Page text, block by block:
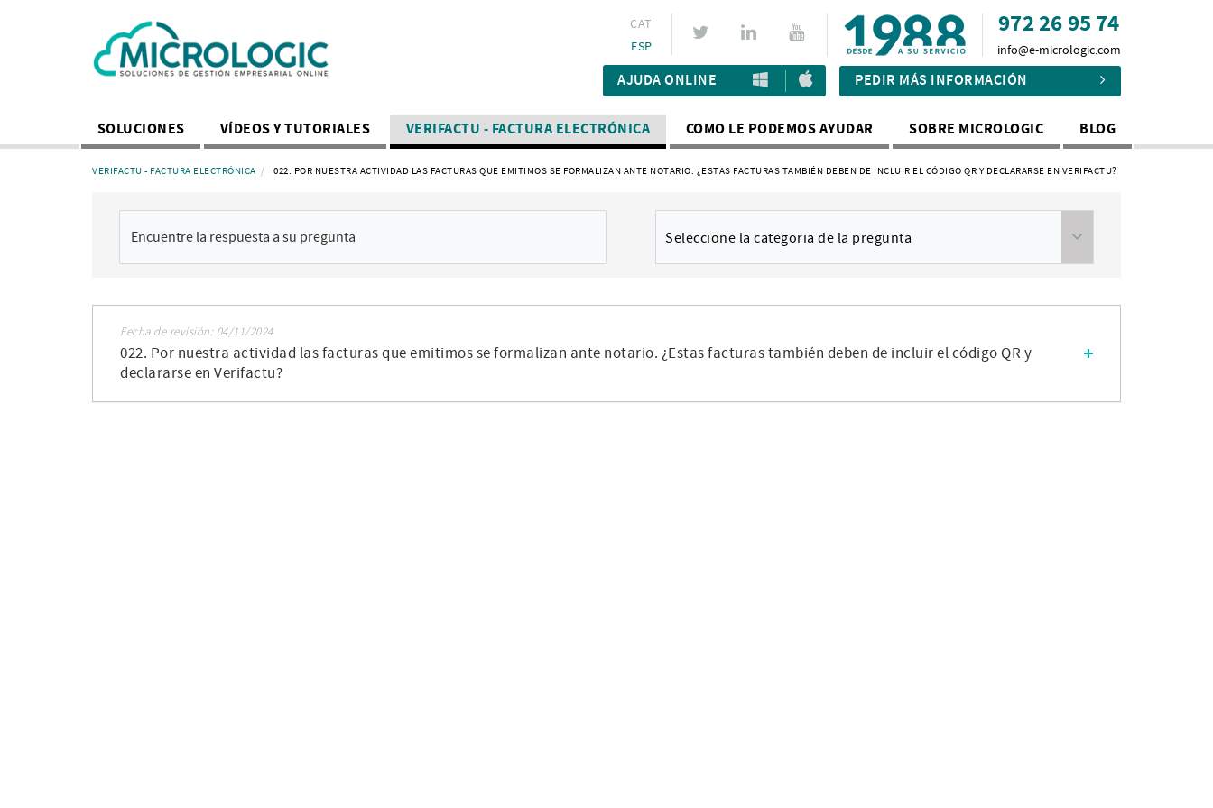
972 26 95 74
info@e-micrologic.com
CAT
ESP
AJUDA ONLINE PEDIR MÁS INFORMACIÓN
SOLUCIONES VÍDEOS Y TUTORIALES VERIFACTU - FACTURA ELECTRÓNICA COMO LE PODEMOS AYUDAR SOBRE MICROLOGIC BLOG
VERIFACTU - FACTURA ELECTRÓNICA 022. POR NUESTRA ACTIVIDAD LAS FACTURAS QUE EMITIMOS SE FORMALIZAN ANTE NOTARIO. ¿ESTAS FACTURAS TAMBIÉN DEBEN DE INCLUIR EL CÓDIGO QR Y DECLARARSE EN VERIFACTU?
Seleccione la categoria de la pregunta
Fecha de revisión: 04/11/2024
022. Por nuestra actividad las facturas que emitimos se formalizan ante notario. ¿Estas facturas también deben de incluir el código QR y
declararse en Verifactu?